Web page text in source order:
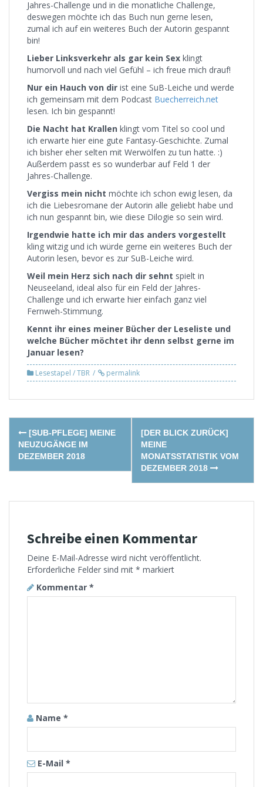
Jahres-Challenge und in die monatliche Challenge,
deswegen möchte ich das Buch nun gerne lesen,
zumal ich auf ein weiteres Buch der Autorin gespannt
bin!
Lieber Linksverkehr als gar kein Sex klingt
humorvoll und nach viel Gefühl – ich freue mich drauf!
Nur ein Hauch von dir ist eine SuB-Leiche und werde
ich gemeinsam mit dem Podcast Buecherreich.net
lesen. Ich bin gespannt!
Die Nacht hat Krallen klingt vom Titel so cool und
ich erwarte hier eine gute Fantasy-Geschichte. Zumal
ich bisher eher selten mit Werwölfen zu tun hatte. :)
Außerdem passt es so wunderbar auf Feld 1 der
Jahres-Challenge.
Vergiss mein nicht möchte ich schon ewig lesen, da
ich die Liebesromane der Autorin alle geliebt habe und
ich nun gespannt bin, wie diese Dilogie so sein wird.
Irgendwie hatte ich mir das anders vorgestellt
kling witzig und ich würde gerne ein weiteres Buch der
Autorin lesen, bevor es zur SuB-Leiche wird.
Weil mein Herz sich nach dir sehnt spielt in
Neuseeland, ideal also für ein Feld der Jahres-
Challenge und ich erwarte hier einfach ganz viel
Fernweh-Stimmung.
Kennt ihr eines meiner Bücher der Leseliste und
welche Bücher möchtet ihr denn selbst gerne im
Januar lesen?
Lesestapel / TBR permalink
Post
navigation
[SUB-PFLEGE] MEINE
NEUZUGÄNGE IM
DEZEMBER 2018
[DER BLICK ZURÜCK]
MEINE
MONATSSTATISTIK VOM
DEZEMBER 2018
Schreibe einen Kommentar
Deine E-Mail-Adresse wird nicht veröffentlicht.
Erforderliche Felder sind mit * markiert
Kommentar *
Name *
E-Mail *